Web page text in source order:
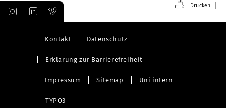
Drucken
Kontakt Datenschutz
Erklärung zur Barrierefreiheit
Impressum Sitemap Uni intern
TYPO3